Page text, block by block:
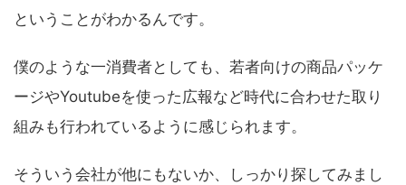
ということがわかるんです。
僕のような一消費者としても、若者向けの商品パッケ
ージやYoutubeを使った広報など時代に合わせた取り
組みも行われているように感じられます。
そういう会社が他にもないか、しっかり探してみまし